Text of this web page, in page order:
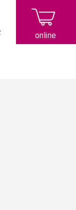
お知らせ